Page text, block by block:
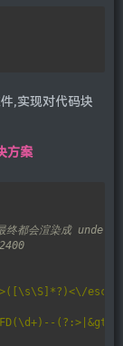
,实现对代码块
方案